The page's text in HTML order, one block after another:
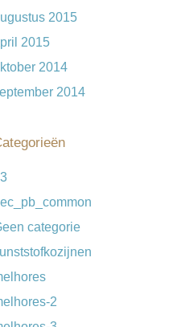
2015
2015
2014
2014
categorie
2